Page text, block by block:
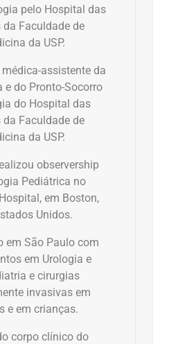
pelo Hospital das
da Faculdade de
da USP.
assistente da
e do Pronto-Socorro
do Hospital das
da Faculdade de
da USP.
observership
Pediátrica no
em Boston,
Unidos.
em São Paulo com
em Urologia e
e cirurgias
invasivas em
e em crianças.
corpo clínico do